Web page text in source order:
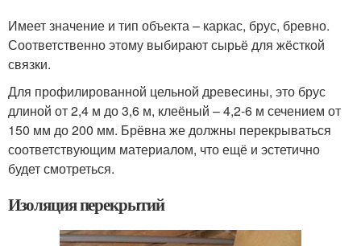
Имеет значение и тип объекта – каркас, брус, бревно.
Соответственно этому выбирают сырьё для жёсткой
связки.
Для профилированной цельной древесины, это брус
длиной от 2,4 м до 3,6 м, клеёный – 4,2-6 м сечением от
150 мм до 200 мм. Брёвна же должны перекрываться
соответствующим материалом, что ещё и эстетично
будет смотреться.
Изоляция перекрытий